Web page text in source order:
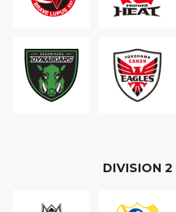
DIVISION 2